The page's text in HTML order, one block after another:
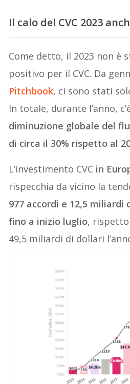
Il calo del CVC 2023
Come detto, il 2023 non è
positivo per il CVC. Da
Pitchbook, ci sono stati
In totale, durante l’anno,
diminuzione globale del
di circa il 30% rispetto al
L’investimento CVC in
rispecchia da vicino la
977 accordi e 12,5
fino a inizio luglio, rispetto
49,5 miliardi di dollari